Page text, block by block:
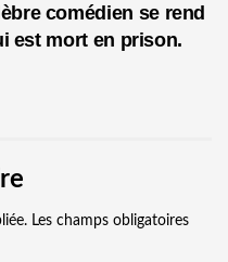
comédien se rend
est mort en prison.
Les champs obligatoires